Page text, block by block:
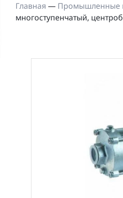
Главная — Промышленные
многоступенчатый,